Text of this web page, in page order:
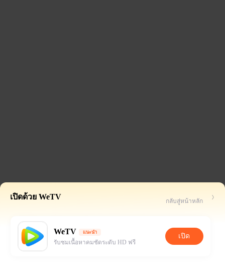
เปิดด้วย WeTV กลับสู่หน้าหลัก
WeTV แนะนำ
รับชมเนื้อหาคมชัดระดับ HD ฟรี
เปิด